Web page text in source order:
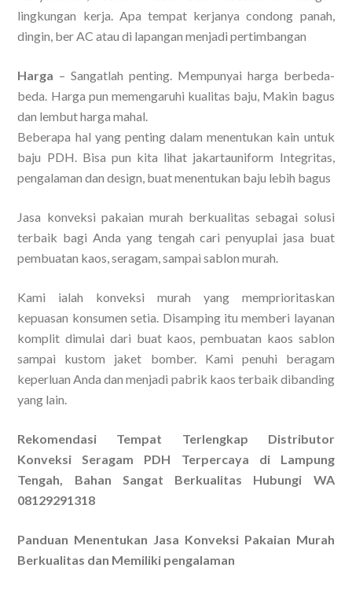
lingkungan kerja. Apa tempat kerjanya condong panah,
dingin, ber AC atau di lapangan menjadi pertimbangan
Harga – Sangatlah penting. Mempunyai harga berbeda-
beda. Harga pun memengaruhi kualitas baju, Makin bagus
dan lembut harga mahal.
Beberapa hal yang penting dalam menentukan kain untuk
baju PDH. Bisa pun kita lihat jakartauniform Integritas,
pengalaman dan design, buat menentukan baju lebih bagus
Jasa konveksi pakaian murah berkualitas sebagai solusi
terbaik bagi Anda yang tengah cari penyuplai jasa buat
pembuatan kaos, seragam, sampai sablon murah.
Kami ialah konveksi murah yang memprioritaskan
kepuasan konsumen setia. Disamping itu memberi layanan
komplit dimulai dari buat kaos, pembuatan kaos sablon
sampai kustom jaket bomber. Kami penuhi beragam
keperluan Anda dan menjadi pabrik kaos terbaik dibanding
yang lain.
Rekomendasi Tempat Terlengkap Distributor
Konveksi Seragam PDH Terpercaya di Lampung
Tengah, Bahan Sangat Berkualitas Hubungi WA
08129291318
Panduan Menentukan Jasa Konveksi Pakaian Murah
Berkualitas dan Memiliki pengalaman